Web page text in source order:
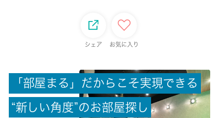
駐車場/料金
無/-
シェア お気に入り
「 部屋 ま る 」 だ か ら こ そ実現で き る
“新 し い角 度”のお部屋探 し